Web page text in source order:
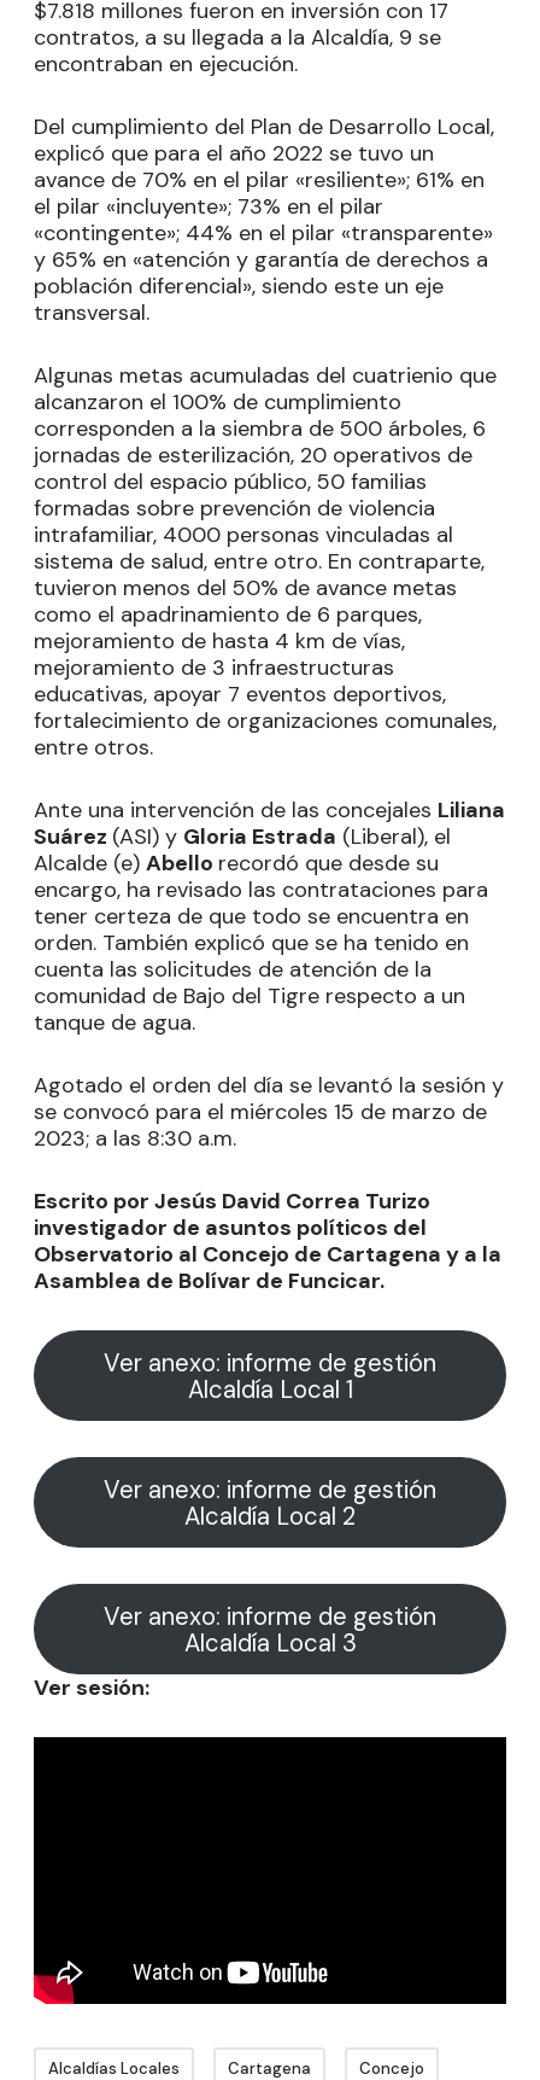
$7.818 millones fueron en inversión con 17
contratos, a su llegada a la Alcaldía, 9 se
encontraban en ejecución.
Del cumplimiento del Plan de Desarrollo Local,
explicó que para el año 2022 se tuvo un
avance de 70% en el pilar «resiliente»; 61% en
el pilar «incluyente»; 73% en el pilar
«contingente»; 44% en el pilar «transparente»
y 65% en «atención y garantía de derechos a
población diferencial», siendo este un eje
transversal.
Algunas metas acumuladas del cuatrienio que
alcanzaron el 100% de cumplimiento
corresponden a la siembra de 500 árboles, 6
jornadas de esterilización, 20 operativos de
control del espacio público, 50 familias
formadas sobre prevención de violencia
intrafamiliar, 4000 personas vinculadas al
sistema de salud, entre otro. En contraparte,
tuvieron menos del 50% de avance metas
como el apadrinamiento de 6 parques,
mejoramiento de hasta 4 km de vías,
mejoramiento de 3 infraestructuras
educativas, apoyar 7 eventos deportivos,
fortalecimiento de organizaciones comunales,
entre otros.
Ante una intervención de las concejales Liliana
Suárez (ASI) y Gloria Estrada (Liberal), el
Alcalde (e) Abello recordó que desde su
encargo, ha revisado las contrataciones para
tener certeza de que todo se encuentra en
orden. También explicó que se ha tenido en
cuenta las solicitudes de atención de la
comunidad de Bajo del Tigre respecto a un
tanque de agua.
Agotado el orden del día se levantó la sesión y
se convocó para el miércoles 15 de marzo de
2023; a las 8:30 a.m.
Escrito por Jesús David Correa Turizo
investigador de asuntos políticos del
Observatorio al Concejo de Cartagena y a la
Asamblea de Bolívar de Funcicar.
Ver anexo: informe de gestión
Alcaldía Local 1
Ver anexo: informe de gestión
Alcaldía Local 2
Ver anexo: informe de gestión
Alcaldía Local 3
Ver sesión:
Alcaldías Locales Cartagena Concejo